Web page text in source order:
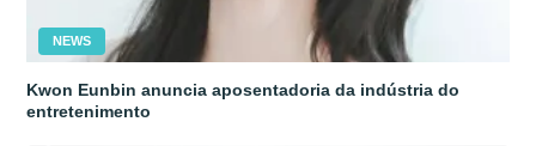
NEWS
Kwon Eunbin anuncia aposentadoria da indústria do
entretenimento